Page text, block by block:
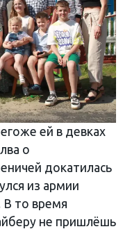
ей в девках
о
докатилась
из армии
то время
не пришлёшь